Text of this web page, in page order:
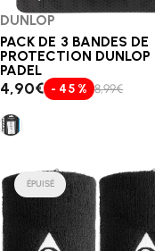
Distributeur:
DUNLOP
PACK DE 3 BANDES DE
PROTECTION DUNLOP
PADEL
4,90€ - 45 % 8,99€
PACK DE 3 BANDES DE
ÉPUISÉ